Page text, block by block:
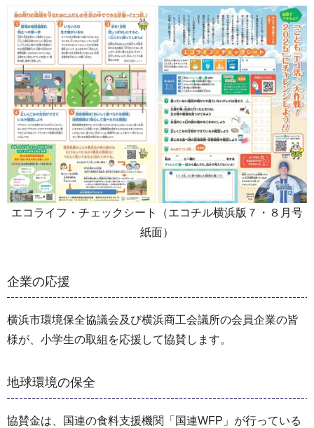
エコライフ・チェックシート（エコチル横浜版７・８月号
紙面）
企業の応援
横浜市環境保全協議会及び横浜商工会議所の会員企業の皆
様が、小学生の取組を応援して協賛します。
地球環境の保全
協賛金は、国連の食料支援機関「国連WFP」が行っている